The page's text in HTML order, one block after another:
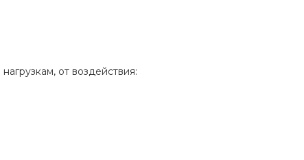
от воздействия: